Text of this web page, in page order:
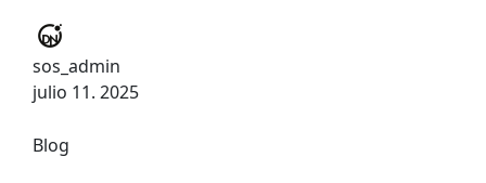
sos_admin
julio 11. 2025
Blog